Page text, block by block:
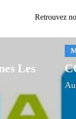
Retrouvez
Les